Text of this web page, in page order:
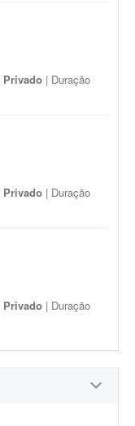
Privado | Duração
Privado | Duração
Privado | Duração